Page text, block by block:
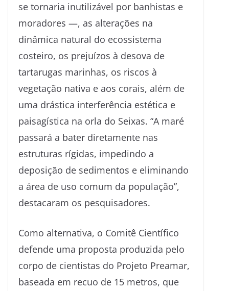
se tornaria inutilizável por banhistas e
moradores —, as alterações na
dinâmica natural do ecossistema
costeiro, os prejuízos à desova de
tartarugas marinhas, os riscos à
vegetação nativa e aos corais, além de
uma drástica interferência estética e
paisagística na orla do Seixas. “A maré
passará a bater diretamente nas
estruturas rígidas, impedindo a
deposição de sedimentos e eliminando
a área de uso comum da população”,
destacaram os pesquisadores.
Como alternativa, o Comitê Científico
defende uma proposta produzida pelo
corpo de cientistas do Projeto Preamar,
baseada em recuo de 15 metros, que